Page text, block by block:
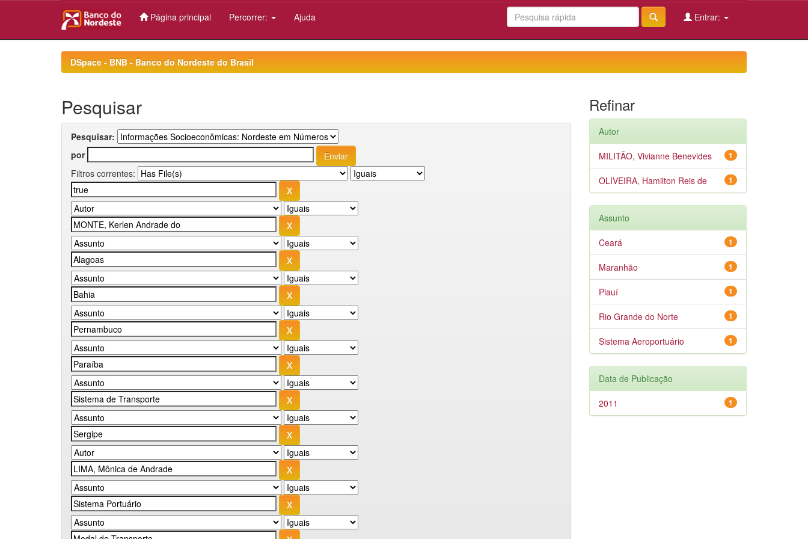
Página principal Percorrer: Ajuda Entrar:
DSpace - BNB - Banco do Nordeste do Brasil
Pesquisar
Pesquisar:
por
Filtros correntes:
Refinar
Autor
1
MILITÃO, Vivianne Benevides
1
OLIVEIRA, Hamilton Reis de
Assunto
1
Ceará
1
Maranhão
1
Piauí
1
Rio Grande do Norte
1
Sistema Aeroportuário
Data de Publicação
1
2011